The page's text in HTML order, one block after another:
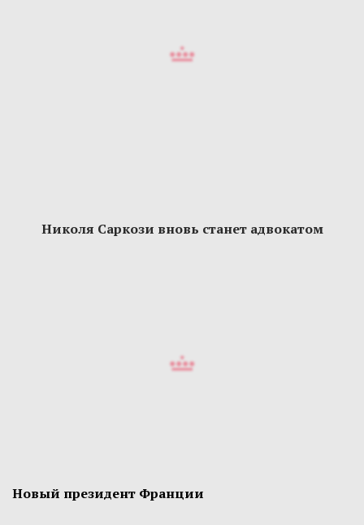
Николя Саркози вновь станет адвокатом
Новый президент Франции